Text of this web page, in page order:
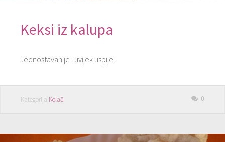
Keksi iz kalupa
Jednostavan je i uvijek uspije!
Kategorija Kolači 0